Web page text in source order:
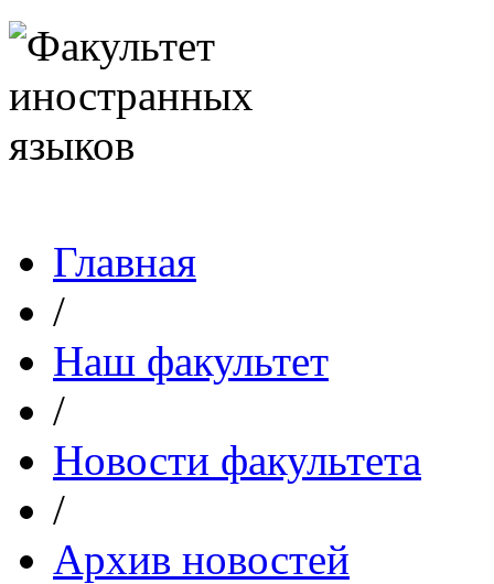
Главная
/
Наш факультет
/
Новости факультета
/
Архив новостей